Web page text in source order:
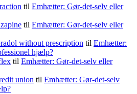
til Emhætter: Gør-det-selv eller
til Emhætter: Gør-det-selv eller
without prescription til Emhætter:
hjælp?
til Emhætter: Gør-det-selv eller
union til Emhætter: Gør-det-selv